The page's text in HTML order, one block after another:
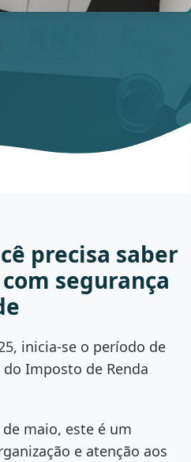
precisa saber
segurança
inicia-se o período de
Imposto de Renda
maio, este é um
e atenção aos